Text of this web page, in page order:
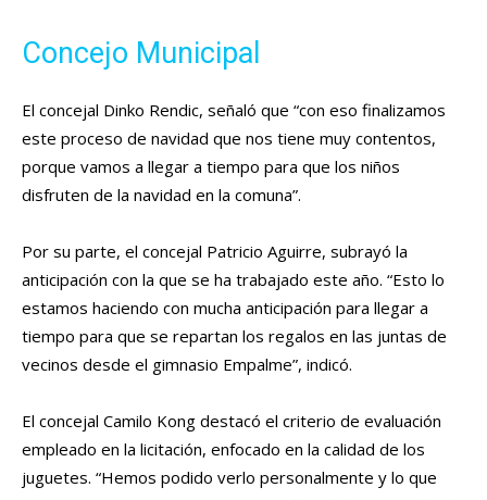
Concejo Municipal
El concejal Dinko Rendic, señaló que “con eso finalizamos
este proceso de navidad que nos tiene muy contentos,
porque vamos a llegar a tiempo para que los niños
disfruten de la navidad en la comuna”.
Por su parte, el concejal Patricio Aguirre, subrayó la
anticipación con la que se ha trabajado este año. “Esto lo
estamos haciendo con mucha anticipación para llegar a
tiempo para que se repartan los regalos en las juntas de
vecinos desde el gimnasio Empalme”, indicó.
El concejal Camilo Kong destacó el criterio de evaluación
empleado en la licitación, enfocado en la calidad de los
juguetes. “Hemos podido verlo personalmente y lo que